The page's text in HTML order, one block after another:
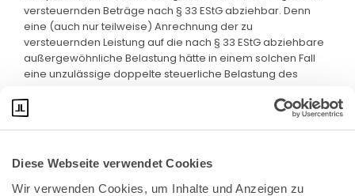
Diese Webseite verwendet Cookies
Wir verwenden Cookies, um Inhalte und Anzeigen zu
versteuernden Beträge nach § 33 EStG abziehbar. Denn
eine (auch nur teilweise) Anrechnung der zu
versteuernden Leistung auf die nach § 33 EStG abziehbare
außergewöhnliche Belastung hätte in einem solchen Fall
eine unzulässige doppelte steuerliche Belastung des